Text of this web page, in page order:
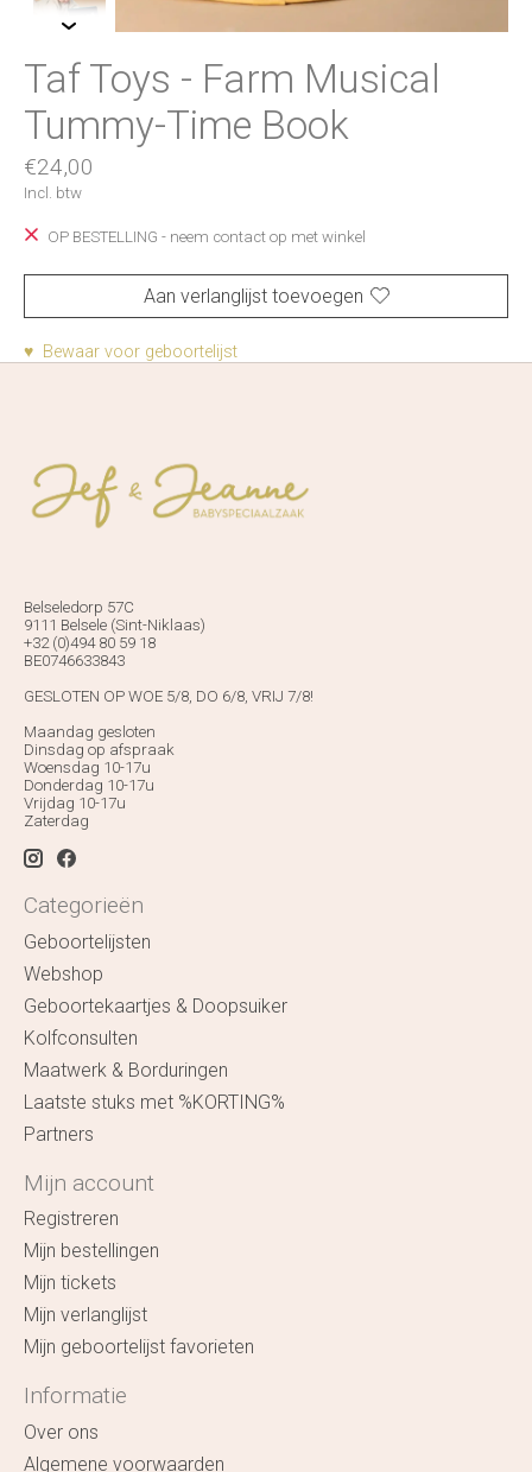
Taf Toys - Farm Musical
Tummy-Time Book
€24,00
Incl. btw
OP BESTELLING - neem contact op met winkel
Aan verlanglijst toevoegen
♥ Bewaar voor geboortelijst
Belseledorp 57C
9111 Belsele (Sint-Niklaas)
+32 (0)494 80 59 18
BE0746633843
GESLOTEN OP WOE 5/8, DO 6/8, VRIJ 7/8!
Maandag gesloten
Dinsdag op afspraak
Woensdag 10-17u
Donderdag 10-17u
Vrijdag 10-17u
Zaterdag
Categorieën
Geboortelijsten
Webshop
Geboortekaartjes & Doopsuiker
Kolfconsulten
Maatwerk & Borduringen
Laatste stuks met %KORTING%
Partners
Mijn account
Registreren
Mijn bestellingen
Mijn tickets
Mijn verlanglijst
Mijn geboortelijst favorieten
Informatie
Over ons
Algemene voorwaarden